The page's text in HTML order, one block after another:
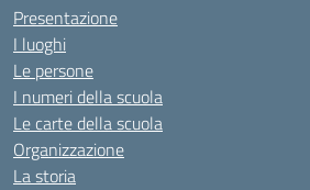
Presentazione
I luoghi
Le persone
I numeri della scuola
Le carte della scuola
Organizzazione
La storia